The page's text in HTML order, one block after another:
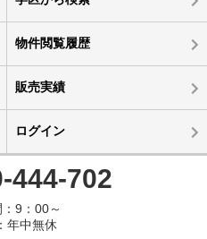
物件閲覧履歴
販売実績
ログイン
444-702
9：00～
年中無休